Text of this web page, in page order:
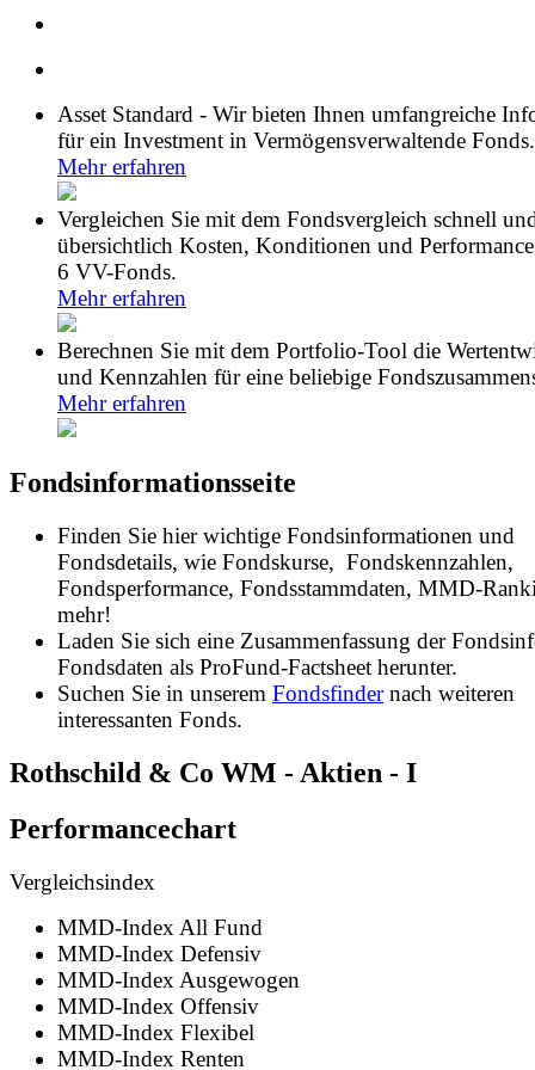
Asset Standard - Wir bieten Ihnen umfangreiche
für ein Investment in Vermögensverwaltende Fonds.
Mehr erfahren
Vergleichen Sie mit dem Fondsvergleich schnell
übersichtlich Kosten, Konditionen und
6 VV-Fonds.
Mehr erfahren
Berechnen Sie mit dem Portfolio-Tool die
und Kennzahlen für eine beliebige
Mehr erfahren
Fondsinformationsseite
Finden Sie hier wichtige Fondsinformationen und
Fondsdetails, wie Fondskurse, Fondskennzahlen,
Fondsperformance, Fondsstammdaten, MMD-
mehr!
Laden Sie sich eine Zusammenfassung der
Fondsdaten als ProFund-Factsheet herunter.
Suchen Sie in unserem Fondsfindernach weiteren
interessanten Fonds.
Rothschild & Co WM - Aktien - I
Performancechart
Vergleichsindex
MMD-Index All Fund
MMD-Index Defensiv
MMD-Index Ausgewogen
MMD-Index Offensiv
MMD-Index Flexibel
MMD-Index Renten